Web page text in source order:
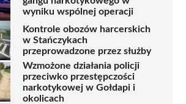
wyniku wspólnej operacji
Kontrole obozów harcerskich
w Stańczykach
przeprowadzone przez służby
Wzmożone działania policji
przeciwko przestępczości
narkotykowej w Gołdapi i
okolicach